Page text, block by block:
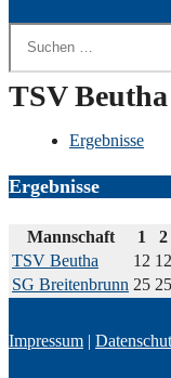
Suchen
nach:
TSV
Ergebnisse
Ergebnisse
Mannschaft 1 2
TSV Beutha
12 12
SG Breitenbrunn 25 25
Impressum |